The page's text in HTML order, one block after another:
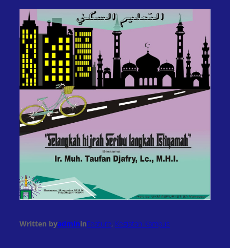
Written byadmininFeature, Kegiatan Kampus